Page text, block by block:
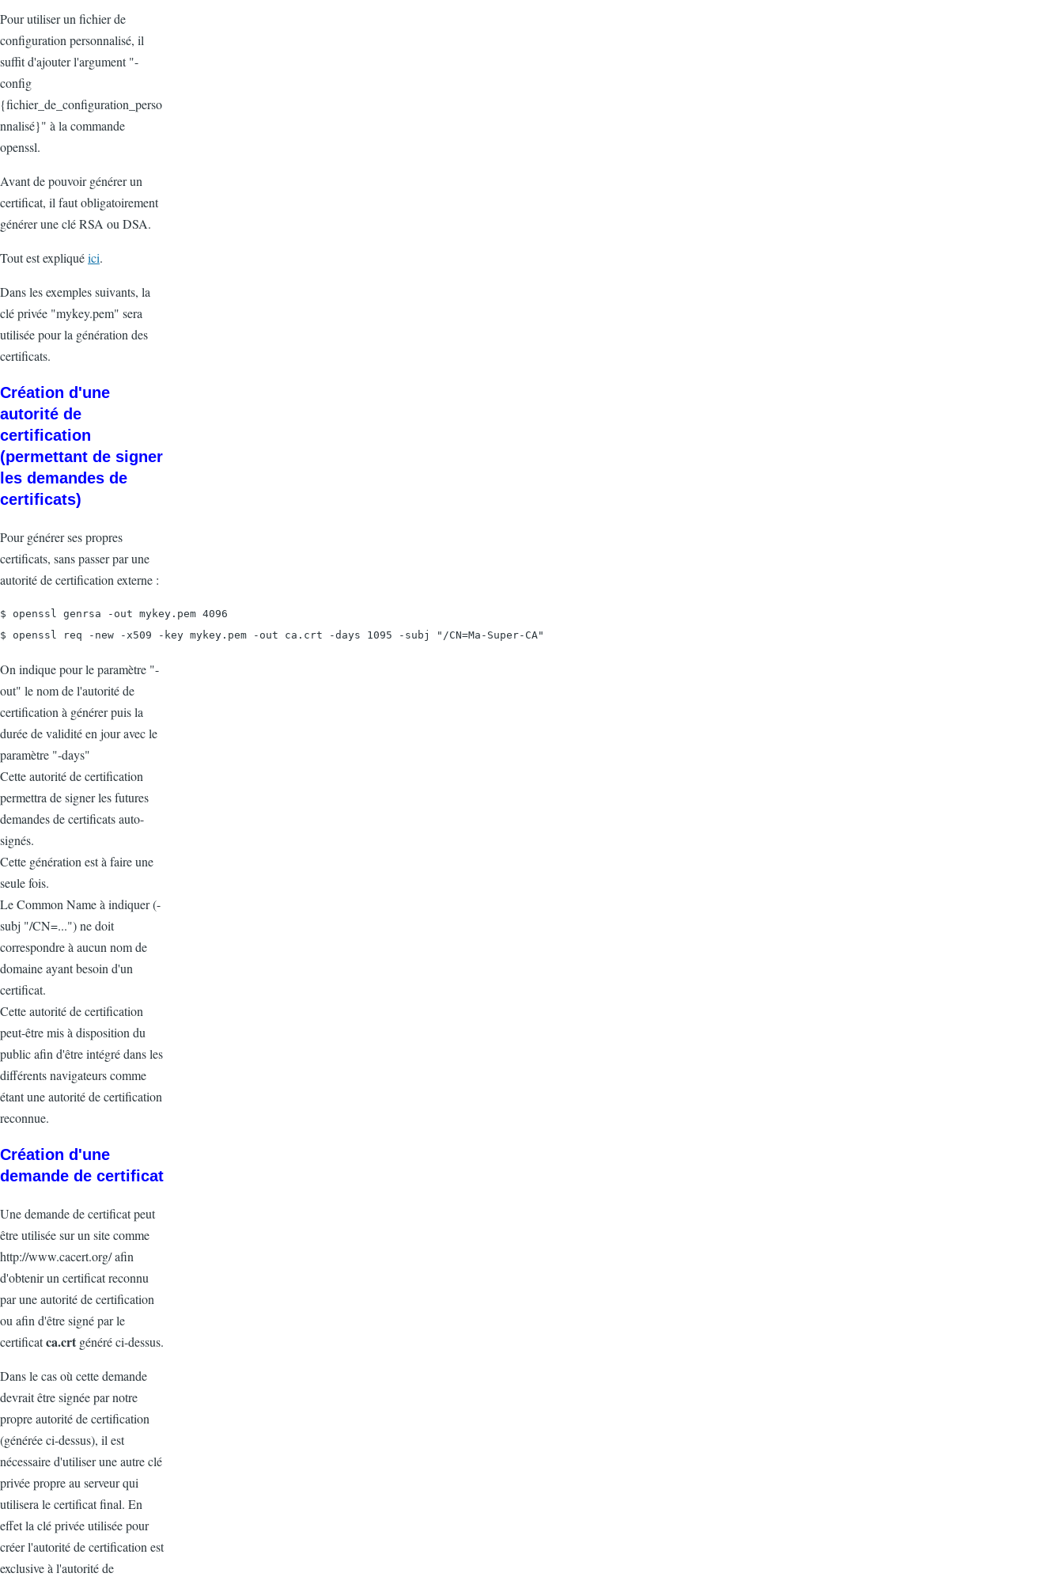
Pour utiliser un fichier de
configuration personnalisé, il
suffit d'ajouter l'argument "-
config
{fichier_de_configuration_perso
nnalisé}" à la commande
openssl.
Avant de pouvoir générer un
certificat, il faut obligatoirement
générer une clé RSA ou DSA.
Tout est expliquéici.
Dans les exemples suivants, la
clé privée "mykey.pem" sera
utilisée pour la génération des
certificats.
Création d'une
autorité de
certification
(permettant de signer
les demandes de
certificats)
Pour générer ses propres
certificats, sans passer par une
autorité de certification externe :
$ openssl genrsa -out mykey.pem 4096
$ openssl req -new -x509 -key mykey.pem -out ca.crt -days 1095 -subj "/CN=Ma-Super-CA"
On indique pour le paramètre "-
out" le nom de l'autorité de
certification à générer puis la
durée de validité en jour avec le
paramètre "-days"
Cette autorité de certification
permettra de signer les futures
demandes de certificats auto-
signés.
Cette génération est à faire une
seule fois.
Le Common Name à indiquer (-
subj "/CN=...") ne doit
correspondre à aucun nom de
domaine ayant besoin d'un
certificat.
Cette autorité de certification
peut-être mis à disposition du
public afin d'être intégré dans les
différents navigateurs comme
étant une autorité de certification
reconnue.
Création d'une
demande de certificat
Une demande de certificat peut
être utilisée sur un site comme
http://www.cacert.org/ afin
d'obtenir un certificat reconnu
par une autorité de certification
ou afin d'être signé par le
certificatca.crt généré ci-dessus.
Dans le cas où cette demande
devrait être signée par notre
propre autorité de certification
(générée ci-dessus), il est
nécessaire d'utiliser une autre clé
privée propre au serveur qui
utilisera le certificat final. En
effet la clé privée utilisée pour
créer l'autorité de certification est
exclusive à l'autorité de